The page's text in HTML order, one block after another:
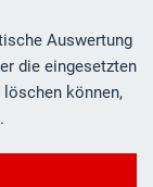
Auswertung
die eingesetzten
können,
.